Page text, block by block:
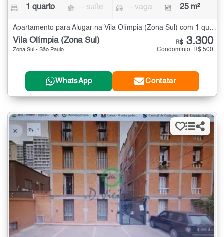
1 quarto - suíte - vaga 25 m²
Apartamento para Alugar na Vila Olímpia (Zona Sul) com 1 quarto - 25 m²
Vila Olímpia (Zona Sul)
Zona Sul - São Paulo
R$ 3.300
Condomínio: R$ 500
WhatsApp Contatar